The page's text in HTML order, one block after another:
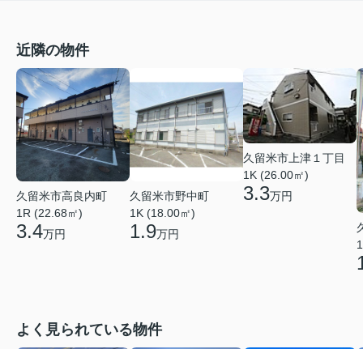
近隣の物件
久留米市高良内町
1R (22.68㎡)
3.4万円
久留米市野中町
1K (18.00㎡)
1.9万円
久留米市上津１丁目
1K (26.00㎡)
3.3万円
よく見られている物件